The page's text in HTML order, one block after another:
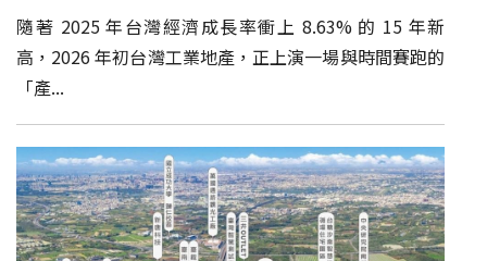
隨著 2025 年台灣經濟成長率衝上 8.63% 的 15 年新
高，2026 年初台灣工業地產，正上演一場與時間賽跑的
「產...